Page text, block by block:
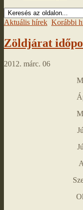
Aktuális hírek Korábbi
Zöldjárat
2012. márc. 06